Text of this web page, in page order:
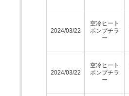
2024/03/22
空冷ヒート
ポンプチラ
ー
2024/03/22
空冷ヒート
ポンプチラ
ー